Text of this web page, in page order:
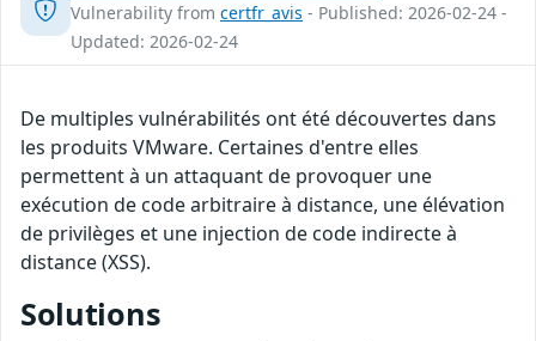
Vulnerability from certfr_avis - Published: 2026-02-24 -
Updated: 2026-02-24
De multiples vulnérabilités ont été découvertes dans
les produits VMware. Certaines d'entre elles
permettent à un attaquant de provoquer une
exécution de code arbitraire à distance, une élévation
de privilèges et une injection de code indirecte à
distance (XSS).
Solutions